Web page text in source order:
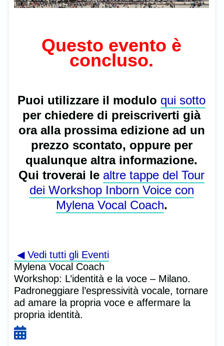
Questo evento è
concluso.
Puoi utilizzare il modulo qui sotto
per chiedere di preiscriverti già
ora alla prossima edizione ad un
prezzo scontato, oppure per
qualunque altra informazione.
Qui troverai le altre tappe del Tour
dei Workshop Inborn Voice con
Mylena Vocal Coach.
◀ Vedi tutti gli Eventi
Mylena Vocal Coach
Workshop: L’identità e la voce – Milano.
Padroneggiare l’espressività vocale, tornare
ad amare la propria voce e affermare la
propria identità.